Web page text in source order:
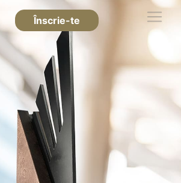
Înscrie-te